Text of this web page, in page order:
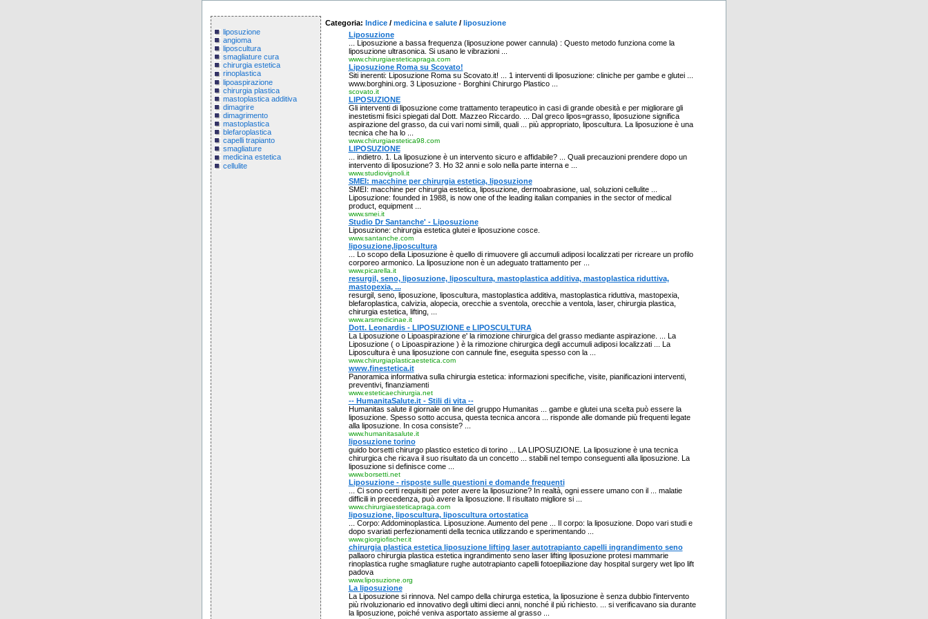
liposuzione
angioma
liposcultura
smagliature cura
chirurgia estetica
rinoplastica
lipoaspirazione
chirurgia plastica
mastoplastica additiva
dimagrire
dimagrimento
mastoplastica
blefaroplastica
capelli trapianto
smagliature
medicina estetica
cellulite
Categoria: Indice / medicina e salute / liposuzione
Liposuzione
... Liposuzione a bassa frequenza (liposuzione power cannula) : Questo metodo funziona come la
liposuzione ultrasonica. Si usano le vibrazioni ...
www.chirurgiaesteticapraga.com
Liposuzione Roma su Scovato!
Siti inerenti: Liposuzione Roma su Scovato.it! ... 1 interventi di liposuzione: cliniche per gambe e glutei ...
www.borghini.org. 3 Liposuzione - Borghini Chirurgo Plastico ...
scovato.it
LIPOSUZIONE
Gli interventi di liposuzione come trattamento terapeutico in casi di grande obesità e per migliorare gli
inestetismi fisici spiegati dal Dott. Mazzeo Riccardo. ... Dal greco lipos=grasso, liposuzione significa
aspirazione del grasso, da cui vari nomi simili, quali ... più appropriato, liposcultura. La liposuzione è una
tecnica che ha lo ...
www.chirurgiaestetica98.com
LIPOSUZIONE
... indietro. 1. La liposuzione è un intervento sicuro e affidabile? ... Quali precauzioni prendere dopo un
intervento di liposuzione? 3. Ho 32 anni e solo nella parte interna e ...
www.studiovignoli.it
SMEI: macchine per chirurgia estetica, liposuzione
SMEI: macchine per chirurgia estetica, liposuzione, dermoabrasione, ual, soluzioni cellulite ...
Liposuzione: founded in 1988, is now one of the leading italian companies in the sector of medical
product, equipment ...
www.smei.it
Studio Dr Santanche' - Liposuzione
Liposuzione: chirurgia estetica glutei e liposuzione cosce.
www.santanche.com
liposuzione,liposcultura
... Lo scopo della Liposuzione è quello di rimuovere gli accumuli adiposi localizzati per ricreare un profilo
corporeo armonico. La liposuzione non è un adeguato trattamento per ...
www.picarella.it
resurgil, seno, liposuzione, liposcultura, mastoplastica additiva, mastoplastica riduttiva,
mastopexia, ...
resurgil, seno, liposuzione, liposcultura, mastoplastica additiva, mastoplastica riduttiva, mastopexia,
blefaroplastica, calvizia, alopecia, orecchie a sventola, orecchie a ventola, laser, chirurgia plastica,
chirurgia estetica, lifting, ...
www.arsmedicinae.it
Dott. Leonardis - LIPOSUZIONE e LIPOSCULTURA
La Liposuzione o Lipoaspirazione e' la rimozione chirurgica del grasso mediante aspirazione. ... La
Liposuzione ( o Lipoaspirazione ) è la rimozione chirurgica degli accumuli adiposi localizzati ... La
Liposcultura è una liposuzione con cannule fine, eseguita spesso con la ...
www.chirurgiaplasticaestetica.com
www.finestetica.it
Panoramica informativa sulla chirurgia estetica: informazioni specifiche, visite, pianificazioni interventi,
preventivi, finanziamenti
www.esteticaechirurgia.net
-- HumanitaSalute.it - Stili di vita --
Humanitas salute il giornale on line del gruppo Humanitas ... gambe e glutei una scelta può essere la
liposuzione. Spesso sotto accusa, questa tecnica ancora ... risponde alle domande più frequenti legate
alla liposuzione. In cosa consiste? ...
www.humanitasalute.it
liposuzione torino
guido borsetti chirurgo plastico estetico di torino ... LA LIPOSUZIONE. La liposuzione è una tecnica
chirurgica che ricava il suo risultato da un concetto ... stabili nel tempo conseguenti alla liposuzione. La
liposuzione si definisce come ...
www.borsetti.net
Liposuzione - risposte sulle questioni e domande frequenti
... Ci sono certi requisiti per poter avere la liposuzione? In realtà, ogni essere umano con il ... malatie
difficili in precedenza, può avere la liposuzione. Il risultato migliore si ...
www.chirurgiaesteticapraga.com
liposuzione, liposcultura, liposcultura ortostatica
... Corpo: Addominoplastica. Liposuzione. Aumento del pene ... Il corpo: la liposuzione. Dopo vari studi e
dopo svariati perfezionamenti della tecnica utilizzando e sperimentando ...
www.giorgiofischer.it
chirurgia plastica estetica liposuzione lifting laser autotrapianto capelli ingrandimento seno
pallaoro chirurgia plastica estetica ingrandimento seno laser lifting liposuzione protesi mammarie
rinoplastica rughe smagliature rughe autotrapianto capelli fotoepiliazione day hospital surgery wet lipo lift
padova
www.liposuzione.org
La liposuzione
La Liposuzione si rinnova. Nel campo della chirurga estetica, la liposuzione è senza dubbio l'intervento
più rivoluzionario ed innovativo degli ultimi dieci anni, nonché il più richiesto. ... si verificavano sia durante
la liposuzione, poiché veniva asportato assieme al grasso ...